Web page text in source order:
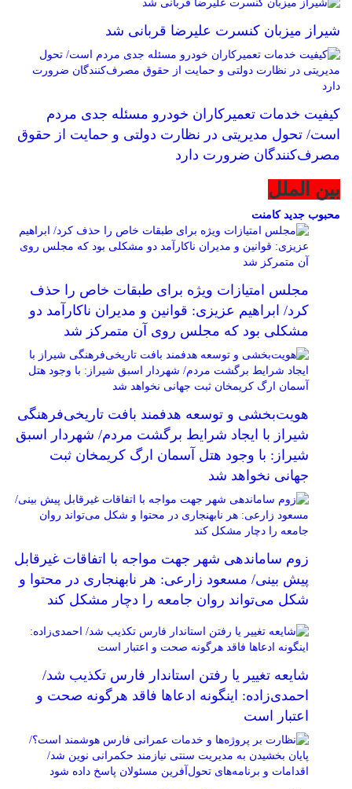
شیراز میزبان کنسرت علیرضا قربانی شد
کیفیت خدمات تعمیرکاران خودرو مسئله جدی مردم
است/ تحول مدیریتی در نظارت دولتی و حمایت از حقوق
مصرف‌کنندگان ضرورت دارد
بین الملل
محبوب جدیدکامنت
مجلس امتیازات ویژه برای طبقات خاص را حذف
کرد/ ابراهیم عزیزی: قوانین و مدیران ناکارآمد دو
مشکلی بود که مجلس روی آن متمرکز شد
هویت‌بخشی و توسعه هدفمند بافت تاریخی‌فرهنگی
شیراز با ایجاد شرایط برگشت مردم/ شهردار اسبق
شیراز: با وجود هتل آسمان ارگ کریمخان ثبت
جهانی نخواهد شد
زوم ساماندهی شهر جهت مواجه با اتفاقات غیرقابل
پیش بینی/ مسعود زارعی: هر نابهنجاری در محتوا و
شکل می‌تواند روان جامعه را دچار مشکل کند
شایعه تغییر یا رفتن استاندار فارس تکذیب شد/
احمدی‌زاده: اینگونه ادعاها فاقد هرگونه صحت و
اعتبار است